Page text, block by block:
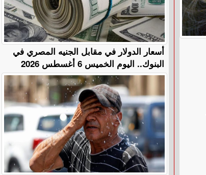
أسعار الدولار في مقابل الجنيه المصري في
البنوك.. اليوم الخميس 6 أغسطس 2026